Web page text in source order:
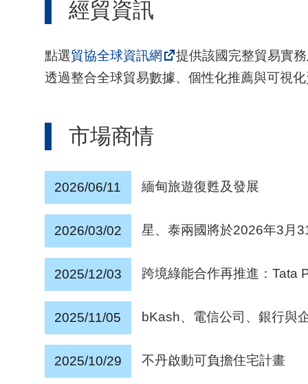
經貿資訊
點選貿協全球資訊網
提供該國完整貿易實
透過整合全球貿易數據、個性化推薦與可視
市場商情
2026/06/11 緬甸旅遊復甦及發展
2026/03/02 星、泰兩國將於2026年3月
2025/12/03 跨境綠能合作再推進：Tata
2025/11/05 bKash、電信公司、銀行與
2025/10/29 不丹啟動可負擔住宅計畫